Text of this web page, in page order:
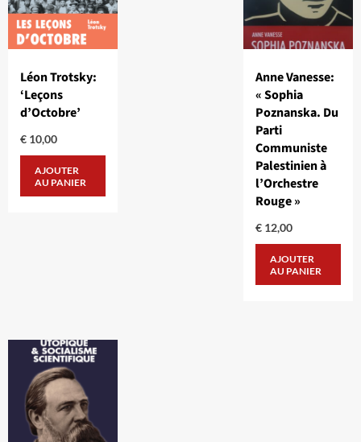
Léon Trotsky:
‘Leçons
d’Octobre’
€ 10,00
AJOUTER
AU PANIER
Anne Vanesse:
« Sophia
Poznanska. Du
Parti
Communiste
Palestinien à
l’Orchestre
Rouge »
€ 12,00
AJOUTER
AU PANIER